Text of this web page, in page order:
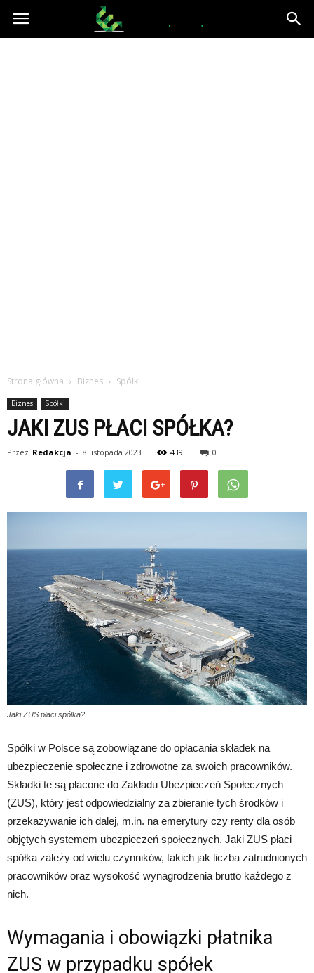
epce.org.pl
Strona główna Biznes Spółki
Biznes Spółki
JAKI ZUS PŁACI SPÓŁKA?
Przez Redakcja - 8 listopada 2023 439 0
Jaki ZUS płaci spółka?
Spółki w Polsce są zobowiązane do opłacania składek na
ubezpieczenie społeczne i zdrowotne za swoich pracowników.
Składki te są płacone do Zakładu Ubezpieczeń Społecznych
(ZUS), który jest odpowiedzialny za zbieranie tych środków i
przekazywanie ich dalej, m.in. na emerytury czy renty dla osób
objętych systemem ubezpieczeń społecznych. Jaki ZUS płaci
spółka zależy od wielu czynników, takich jak liczba zatrudnionych
pracowników oraz wysokość wynagrodzenia brutto każdego z
nich.
Wymagania i obowiązki płatnika
ZUS w przypadku spółek